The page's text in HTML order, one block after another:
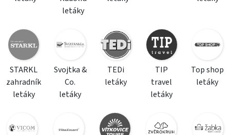
letáky
STARKL
zahradník
letáky
Svojtka &
Co.
letáky
TEDi
letáky
TIP
travel
letáky
Top shop
letáky